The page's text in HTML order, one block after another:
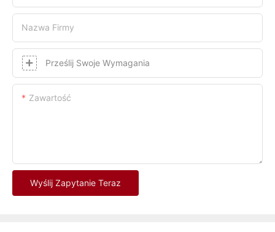
Nazwa Firmy
Prześlij Swoje Wymagania
Zawartość
Wyślij Zapytanie Teraz